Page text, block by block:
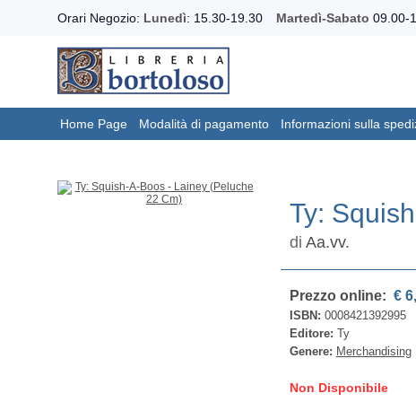
Orari Negozio: Lunedì: 15.30-19.30 Martedì-Sabato 09.00-
Home Page Modalità di pagamento Informazioni sulla
Ty:
di Aa.vv.
Prezzo online: €
ISBN: 0008421392995
Editore: Ty
Genere: Merchandising
Non Disponibile